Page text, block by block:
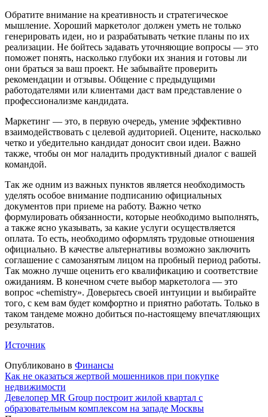
Обратите внимание на креативность и стратегическое
мышление. Хороший маркетолог должен уметь не только
генерировать идеи, но и разрабатывать четкие планы по их
реализации. Не бойтесь задавать уточняющие вопросы — это
поможет понять, насколько глубоки их знания и готовы ли
они браться за ваш проект. Не забывайте проверить
рекомендации и отзывы. Общение с предыдущими
работодателями или клиентами даст вам представление о
профессионализме кандидата.
Маркетинг — это, в первую очередь, умение эффективно
взаимодействовать с целевой аудиторией. Оцените, насколько
четко и убедительно кандидат доносит свои идеи. Важно
также, чтобы он мог наладить продуктивный диалог с вашей
командой.
Так же одним из важных пунктов является необходимость
уделять особое внимание подписанию официальных
документов при приеме на работу. Важно четко
формулировать обязанности, которые необходимо выполнять,
а также ясно указывать, за какие услуги осуществляется
оплата. То есть, необходимо оформлять трудовые отношения
официально. В качестве альтернативы возможно заключить
соглашение с самозанятым лицом на пробный период работы.
Так можно лучше оценить его квалификацию и соответствие
ожиданиям. В конечном счете выбор маркетолога — это
вопрос «chemistry». Доверьтесь своей интуиции и выбирайте
того, с кем вам будет комфортно и приятно работать. Только в
таком тандеме можно добиться по-настоящему впечатляющих
результатов.
Источник
Опубликовано в Финансы
Навигация
по
записям
Как не оказаться жертвой мошенников при покупке
недвижимости
Девелопер MR Group построит жилой квартал с
образовательным комплексом на западе Москвы